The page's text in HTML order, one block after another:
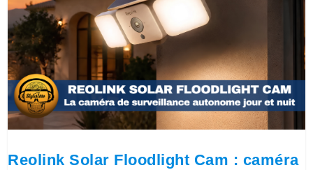
Reolink Solar Floodlight Cam : caméra